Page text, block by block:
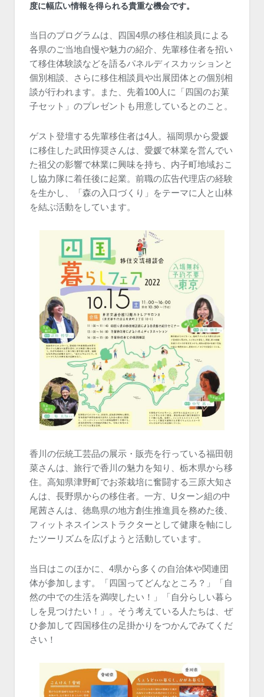
度に幅広い情報を得られる貴重な機会です。
当日のプログラムは、四国4県の移住相談員による
各県のご当地自慢や魅力の紹介、先輩移住者を招い
て移住体験談などを語るパネルディスカッションと
個別相談、さらに移住相談員や出展団体との個別相
談が行われます。また、先着100人に「四国のお菓
子セット」のプレゼントも用意しているとのこと。
ゲスト登壇する先輩移住者は4人。福岡県から愛媛
に移住した武田惇奨さんは、愛媛で林業を営んでい
た祖父の影響で林業に興味を持ち、内子町地域おこ
し協力隊に着任後に起業。前職の広告代理店の経験
を生かし、「森の入口づくり」をテーマに人と山林
を結ぶ活動をしています。
香川の伝統工芸品の展示・販売を行っている福田朝
菜さんは、旅行で香川の魅力を知り、栃木県から移
住。高知県津野町でお茶栽培に奮闘する三原大知さ
んは、長野県からの移住者。一方、Uターン組の中
尾茜さんは、徳島県の地方創生推進員を務めた後、
フィットネスインストラクターとして健康を軸にし
たツーリズムを広げようと活動しています。
当日はこのほかに、4県から多くの自治体や関連団
体が参加します。「四国ってどんなところ？」「自
然の中での生活を満喫したい！」「自分らしい暮ら
しを見つけたい！」。そう考えている人たちは、ぜ
ひ参加して四国移住の足掛かりをつかんでみてくだ
さい！